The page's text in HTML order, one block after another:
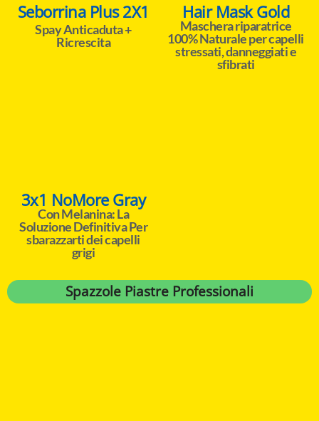
Seborrina Plus 2X1
Spay Anticaduta +
Ricrescita
Hair Mask Gold
Maschera riparatrice
100% Naturale per capelli
stressati, danneggiati e
sfibrati
3x1 NoMore Gray
Con Melanina: La
Soluzione Definitiva Per
sbarazzarti dei capelli
grigi
Spazzole Piastre Professionali